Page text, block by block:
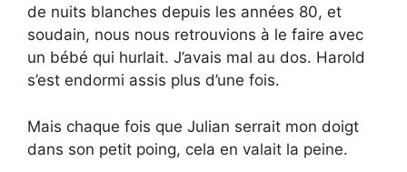
de nuits blanches depuis les années 80, et
soudain, nous nous retrouvions à le faire avec
un bébé qui hurlait. J’avais mal au dos. Harold
s’est endormi assis plus d’une fois.
Mais chaque fois que Julian serrait mon doigt
dans son petit poing, cela en valait la peine.